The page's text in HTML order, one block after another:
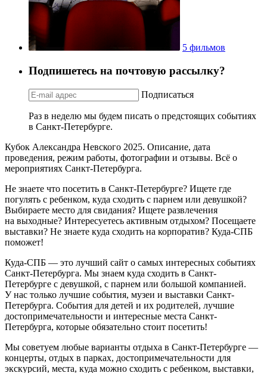
5 фильмов
Подпишетесь на почтовую рассылку?
Подписаться
Раз в неделю мы будем писать о предстоящих событиях
в Санкт-Петербурге.
Кубок Александра Невского 2025. Описание, дата
проведения, режим работы, фотографии и отзывы. Всё о
мероприятиях Санкт-Петербурга.
Не знаете что посетить в Санкт-Петербурге? Ищете где
погулять с ребенком, куда сходить с парнем или девушкой?
Выбираете место для свидания? Ищете развлечения
на выходные? Интересуетесь активным отдыхом? Посещаете
выставки? Не знаете куда сходить на корпоратив? Куда-СПБ
поможет!
Куда-СПБ — это лучший сайт о самых интересных событиях
Санкт-Петербурга. Мы знаем куда сходить в Санкт-
Петербурге с девушкой, с парнем или большой компанией.
У нас только лучшие события, музеи и выставки Санкт-
Петербурга. События для детей и их родителей, лучшие
достопримечательности и интересные места Санкт-
Петербурга, которые обязательно стоит посетить!
Мы советуем любые варианты отдыха в Санкт-Петербурге —
концерты, отдых в парках, достопримечательности для
экскурсий, места, куда можно сходить с ребенком, выставки,